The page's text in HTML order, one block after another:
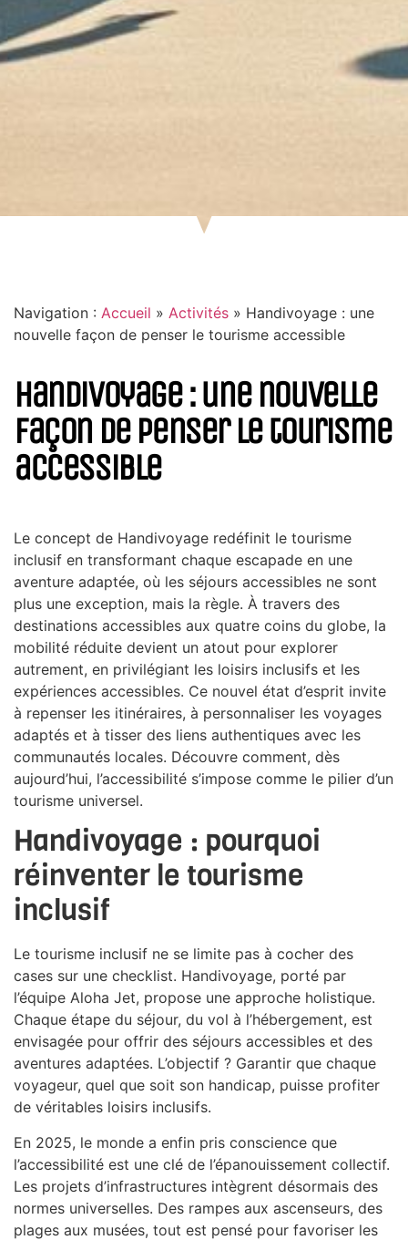
Navigation : Accueil » Activités » Handivoyage : une
nouvelle façon de penser le tourisme accessible
Handivoyage : une nouvelle
façon de penser le tourisme
accessible
Le concept de Handivoyage redéfinit le tourisme
inclusif en transformant chaque escapade en une
aventure adaptée, où les séjours accessibles ne sont
plus une exception, mais la règle. À travers des
destinations accessibles aux quatre coins du globe, la
mobilité réduite devient un atout pour explorer
autrement, en privilégiant les loisirs inclusifs et les
expériences accessibles. Ce nouvel état d’esprit invite
à repenser les itinéraires, à personnaliser les voyages
adaptés et à tisser des liens authentiques avec les
communautés locales. Découvre comment, dès
aujourd’hui, l’accessibilité s’impose comme le pilier d’un
tourisme universel.
Handivoyage : pourquoi
réinventer le tourisme
inclusif
Le tourisme inclusif ne se limite pas à cocher des
cases sur une checklist. Handivoyage, porté par
l’équipe Aloha Jet, propose une approche holistique.
Chaque étape du séjour, du vol à l’hébergement, est
envisagée pour offrir des séjours accessibles et des
aventures adaptées. L’objectif ? Garantir que chaque
voyageur, quel que soit son handicap, puisse profiter
de véritables loisirs inclusifs.
En 2025, le monde a enfin pris conscience que
l’accessibilité est une clé de l’épanouissement collectif.
Les projets d’infrastructures intègrent désormais des
normes universelles. Des rampes aux ascenseurs, des
plages aux musées, tout est pensé pour favoriser les